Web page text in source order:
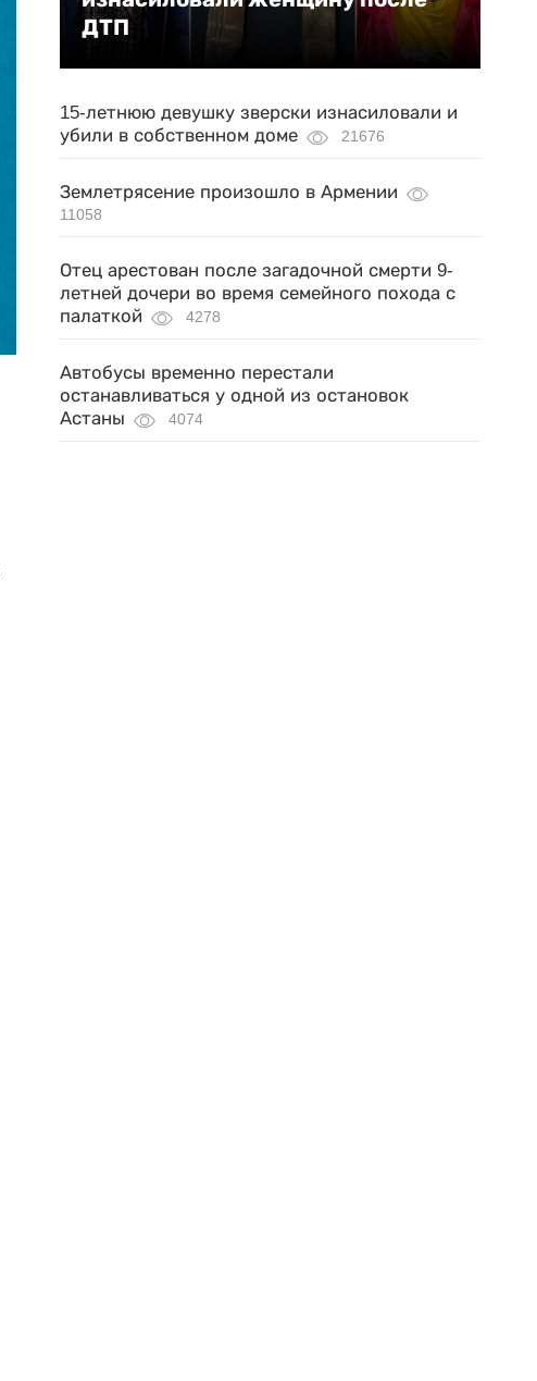
ДТП
15-летнюю девушку зверски изнасиловали и
убили в собственном доме
21676
Землетрясение произошло в Армении
11058
Отец арестован после загадочной смерти 9-
летней дочери во время семейного похода с
палаткой
4278
Автобусы временно перестали
останавливаться у одной из остановок
Астаны
4074